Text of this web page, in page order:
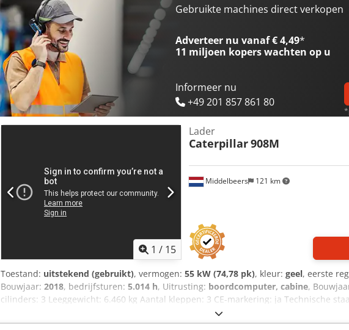
aanvraag Overige informatie Neem contact op met Ernst van Hek voor meer
Gebruikte machines direct verkopen
Adverteer nu vanaf € 4,49*
11 miljoen koperswachten op u
Informeer nu
+49 201 857 861 80
1 / 15
Middelbeers 121 km
Lader
Caterpillar908M
Toestand: uitstekend (gebruikt), vermogen: 55 kW (74,78 pk), kleur: geel, eerste
Bouwjaar: 2018, bedrijfsturen: 5.014 h, Uitrusting: boordcomputer, cabine,
cilinders: 3 Leeggewicht: 6.460 kg Aantal kleppen: 3 CE-markering: ja Technische
staat: zeer goed Prijs: op aanvraag Serienummer: CAT0908MAH8803391 = Verdere
- 3e ventiel - Gesloten cabine - Centrale smering Crsdey A Tn Hepfx Angef